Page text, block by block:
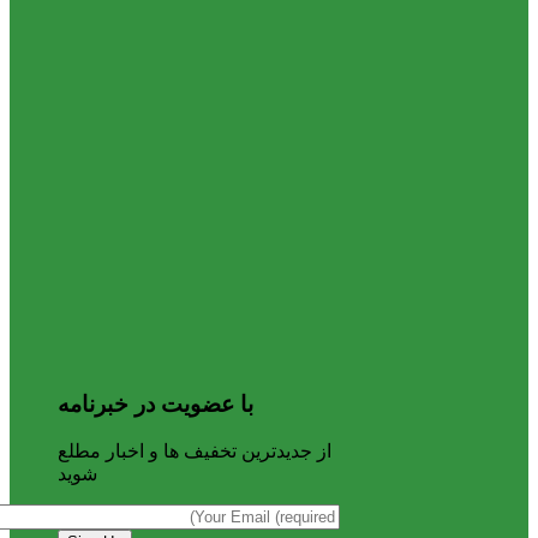
با عضویت در خبرنامه
از جدیدترین تخفیف ها و اخبار مطلع
شوید